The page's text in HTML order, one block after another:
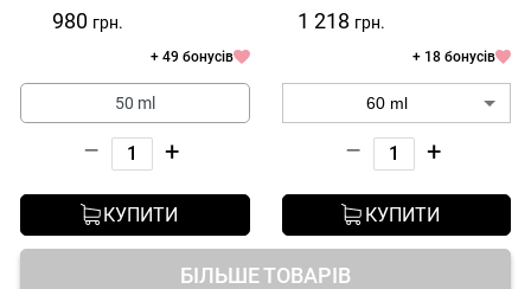
980 грн.
+ 49 бонусів
50 ml
– +
КУПИТИ
1 218 грн.
+ 18 бонусів
– +
КУПИТИ
БІЛЬШЕ ТОВАРІВ